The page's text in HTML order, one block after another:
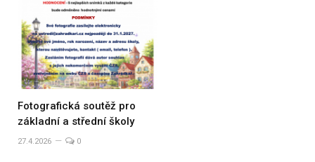
Fotografická soutěž pro
základní a střední školy
27.4.2026 0